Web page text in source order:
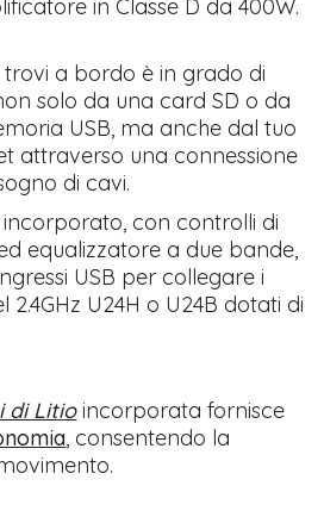
in Classe D da 400W.
a bordo è in grado di
solo da una card SD o da
USB, ma anche dal tuo
attraverso una connessione
di cavi.
con controlli di
equalizzatore a due bande,
USB per collegare i
U24H o U24B dotati di
di Litioincorporata fornisce
, consentendo la